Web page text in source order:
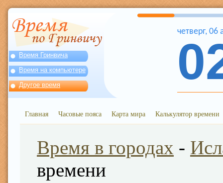
Время Гринвича
Время на компьютере
Другое время
четверг, 06
Главная Часовые пояса Карта мира Калькулятор времени
Время в городах -
времени